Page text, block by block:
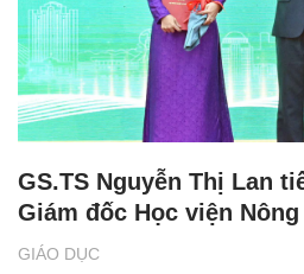
GIÁO DỤC
GS.TS Nguyễn Thị Lan
Giám đốc Học viện